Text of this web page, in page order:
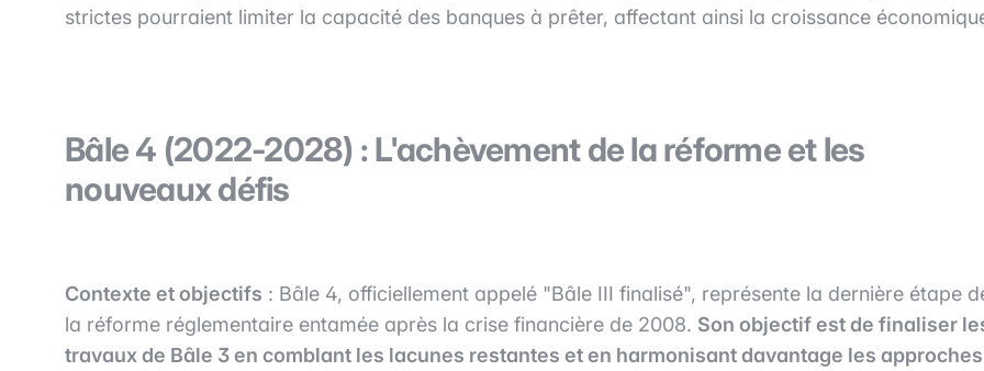
strictes pourraient limiter la capacité des banques à prêter, affectant ainsi la croissance
Bâle 4 (2022-2028) : L'achèvement de la réforme et les
nouveaux défis
Contexte et objectifs : Bâle 4, officiellement appelé "Bâle III finalisé", représente la dernière étape
la réforme réglementaire entamée après la crise financière de 2008. Son objectif est de finaliser
travaux de Bâle 3 en comblant les lacunes restantes et en harmonisant davantage les approches